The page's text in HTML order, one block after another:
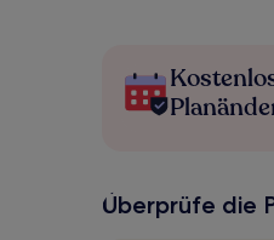
Überprüfe die